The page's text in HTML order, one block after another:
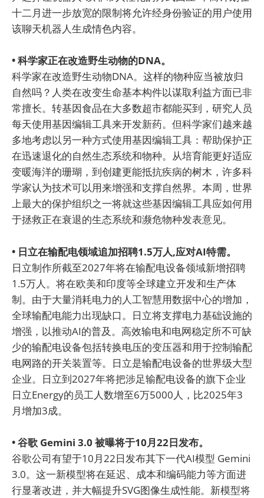
十二月进一步放宽的限制将允许经身份验证的用户使用
该聊天机器人生成情色内容。
• 科学家正在改造野生动物的DNA。
科学家在改造野生动物DNA。这样的物种应当被放归
自然吗？人类在改变生命基本构件以谋取利益方面已非
常擅长。转基因食品在大多数超市都能买到，研究人员
每天使用基因编辑工具来开发新药。但科学家们越来越
多地考虑以另一种方式使用基因编辑工具：帮助保护正
在迅速退化的自然生态系统和物种。从培育能更好适应
变暖海洋的珊瑚，到创建更能抵抗疾病的树木，许多科
学家认为技术可以用来增强和支撑自然界。本周，世界
上最大的保护组织之一将就这些基因编辑工具应如何用
于拯救正在衰退的生态系统和濒危物种发表意见。
• 日立在输配电领域追加招聘1.5万人,应对AI特需。
日立制作所截至2027年将在输配电设备领域新增招聘
1.5万人。将在欧美和印度等全球建立开发和生产体
制。由于大量消耗电力的人工智慧用数据中心的增加，
全球输配电能力出现缺口。日立将支撑电力基础设施的
增强，以推动AI的普及。高效输电和电网稳定所不可缺
少的输配电设备包括转换电压的变压器和用于控制输配
电网路的开关装置等。日立是输配电设备的世界级大型
企业。日立到2027年将把涉足输配电设备的旗下企业
日立Energy的员工人数增至6万5000人，比2025年3
月增加3成。
• 谷歌 Gemini 3.0 被曝将于10月22日发布。
谷歌公司有望于10月22日发布其下一代AI模型 Gemini
3.0。这一新模型将在延迟、成本和编码能力等方面进
行显著改进，并大幅提升SVG图像生成性能。新模型将